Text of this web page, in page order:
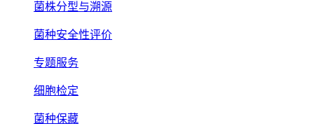
菌株分型与溯源
菌种安全性评价
专题服务
细胞检定
菌种保藏